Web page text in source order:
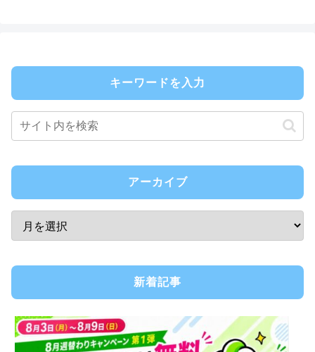
キーワードを入力
アーカイブ
新着記事